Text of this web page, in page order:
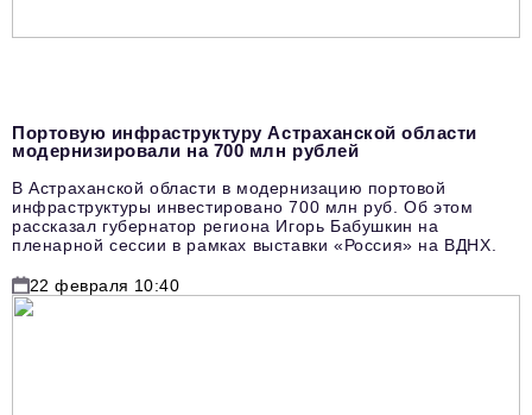
Портовую инфраструктуру Астраханской области
модернизировали на 700 млн рублей
В Астраханской области в модернизацию портовой
инфраструктуры инвестировано 700 млн руб. Об этом
рассказал губернатор региона Игорь Бабушкин на
пленарной сессии в рамках выставки «Россия» на ВДНХ.
22 февраля 10:40